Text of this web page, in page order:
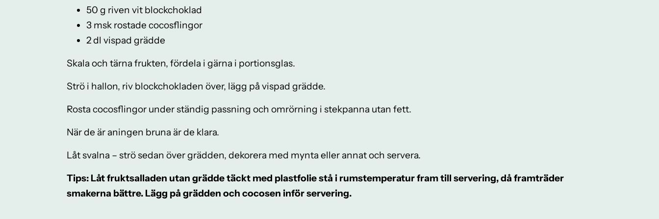
50 g riven vit blockchoklad
3 msk rostade cocosflingor
2 dl vispad grädde
Skala och tärna frukten, fördela i gärna i portionsglas.
Strö i hallon, riv blockchokladen över, lägg på vispad grädde.
Rosta cocosflingor under ständig passning och omrörning i stekpanna utan fett.
När de är aningen bruna är de klara.
Låt svalna – strö sedan över grädden, dekorera med mynta eller annat och servera.
Tips: Låt fruktsalladen utan grädde täckt med plastfolie stå i rumstemperatur fram till servering, då framträder
smakerna bättre. Lägg på grädden och cocosen inför servering.